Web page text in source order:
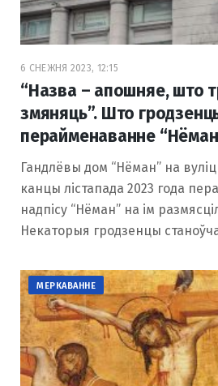
6 СНЕЖНЯ 2023, 12:15
“Назва – апошняе, што
змяняць”. Што
перайменаванне
Гандлёвы дом “Нёман” на
канцы лістапада 2023 года
надпісу “Нёман” на ім
Некаторыя гродзенцы
МЕРКАВАННЕ